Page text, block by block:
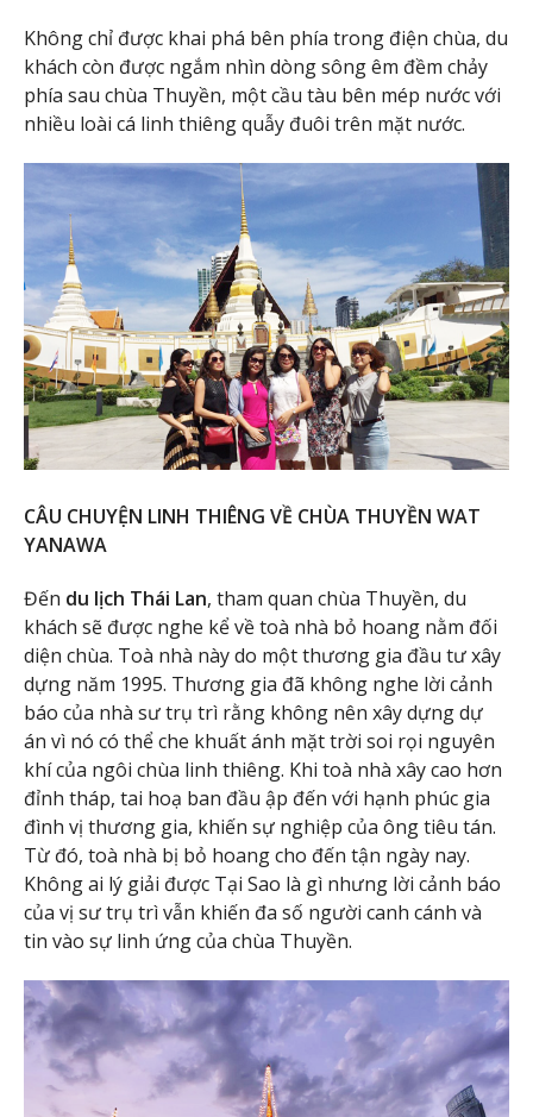
Không chỉ được khai phá bên phía trong điện chùa, du
khách còn được ngắm nhìn dòng sông êm đềm chảy
phía sau chùa Thuyền, một cầu tàu bên mép nước với
nhiều loài cá linh thiêng quẫy đuôi trên mặt nước.
CÂU CHUYỆN LINH THIÊNG VỀ CHÙA THUYỀN WAT
YANAWA
Đến du lịch Thái Lan, tham quan chùa Thuyền, du
khách sẽ được nghe kể về toà nhà bỏ hoang nằm đối
diện chùa. Toà nhà này do một thương gia đầu tư xây
dựng năm 1995. Thương gia đã không nghe lời cảnh
báo của nhà sư trụ trì rằng không nên xây dựng dự
án vì nó có thể che khuất ánh mặt trời soi rọi nguyên
khí của ngôi chùa linh thiêng. Khi toà nhà xây cao hơn
đỉnh tháp, tai hoạ ban đầu ập đến với hạnh phúc gia
đình vị thương gia, khiến sự nghiệp của ông tiêu tán.
Từ đó, toà nhà bị bỏ hoang cho đến tận ngày nay.
Không ai lý giải được Tại Sao là gì nhưng lời cảnh báo
của vị sư trụ trì vẫn khiến đa số người canh cánh và
tin vào sự linh ứng của chùa Thuyền.